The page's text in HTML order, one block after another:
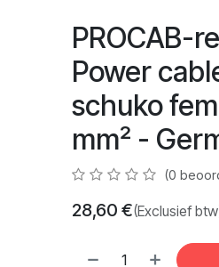
PROCAB-
Power
schuko
mm² -
(0
28,60 €(Exclusief